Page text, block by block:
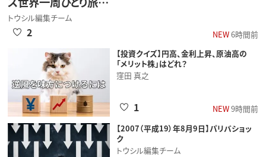
トウシル編集チーム
NEW6時間前
2
【投資クイズ】円高、金利上昇、原油高の
「メリット株」はどれ？
窪田 真之
NEW9時間前
1
【2007（平成19）年8月9日】パリバショッ
ク
トウシル編集チーム